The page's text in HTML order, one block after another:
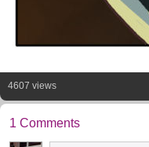
4607 views
1 Comments